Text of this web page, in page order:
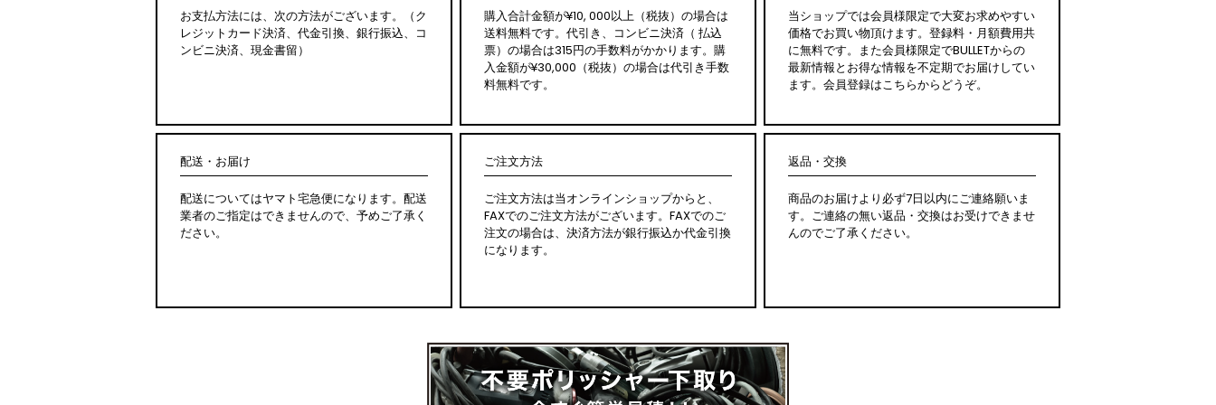
お支払方法には、次の方法がございます。（ク
レジットカード決済、代金引換、銀行振込、コ
ンビニ決済、現金書留）
購入合計金額が¥10, 000以上（税抜）の場合は
送料無料です。代引き、コンビニ決済（ 払込
票）の場合は315円の手数料がかかります。購
入金額が¥30,000（税抜）の場合は代引き手数
料無料です。
当ショップでは会員様限定で大変お求めやすい
価格でお買い物頂けます。登録料・月額費用共
に無料です。また会員様限定でBULLETからの
最新情報とお得な情報を不定期でお届けしてい
ます。会員登録はこちらからどうぞ。
配送・お届け
配送についてはヤマト宅急便になります。配送
業者のご指定はできませんので、予めご了承く
ださい。
ご注文方法
ご注文方法は当オンラインショップからと、
FAXでのご注文方法がございます。FAXでのご
注文の場合は、決済方法が銀行振込か代金引換
になります。
返品・交換
商品のお届けより必ず7日以内にご連絡願いま
す。ご連絡の無い返品・交換はお受けできませ
んのでご了承ください。